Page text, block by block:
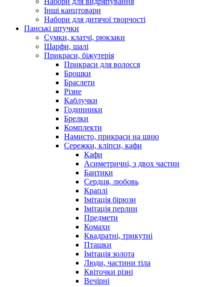
Інші канцтовари
Набори для дитячої творчості
Панські штучки
Сумки, клатчі, рюкзаки
Шарфи, шалі
Прикраси, біжутерія
Прикраси для волосся
Брошки
Браслети
Різне
Каблучки
Годинники
Брелки
Комплекти
Намисто, прикраси на шию
Сережки, кліпси, кафи
Кафи
Асиметричні, з двох частин
Бантики
Сердця, любовь
Краплі
Імітація бірюзи
Імітація перлин
Предмети
Комахи
Квадратні, трикутні
Пташки
Імітація золота
Люди, частини тіла
Квіточки різні
Вечірні